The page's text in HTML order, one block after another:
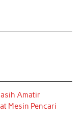
Amatir
Mesin Pencari